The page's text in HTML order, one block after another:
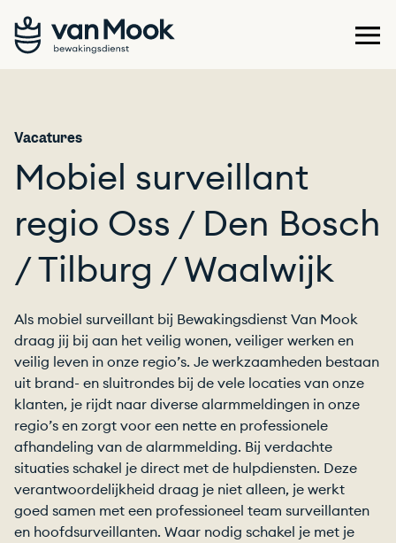
Vacatures
Mobiel surveillant
regio Oss / Den Bosch
/ Tilburg / Waalwijk
Als mobiel surveillant bij Bewakingsdienst Van Mook
draag jij bij aan het veilig wonen, veiliger werken en
veilig leven in onze regio’s. Je werkzaamheden bestaan
uit brand- en sluitrondes bij de vele locaties van onze
klanten, je rijdt naar diverse alarmmeldingen in onze
regio’s en zorgt voor een nette en professionele
afhandeling van de alarmmelding. Bij verdachte
situaties schakel je direct met de hulpdiensten. Deze
verantwoordelijkheid draag je niet alleen, je werkt
goed samen met een professioneel team surveillanten
en hoofdsurveillanten. Waar nodig schakel je met je